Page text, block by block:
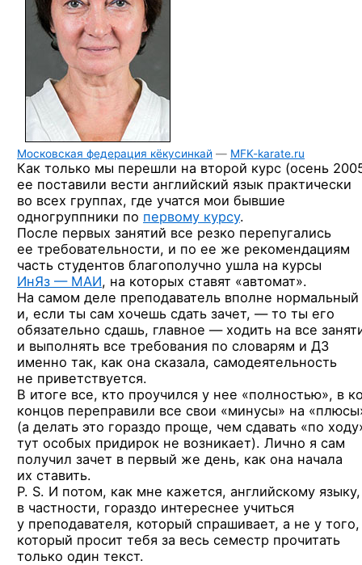
Московская федерация кёкусинкай — MFK-karate.ru
Как только мы перешли на второй курс (осень
ее поставили вести английский язык практически
во всех группах, где учатся мои бывшие
одногруппники по первому курсу.
После первых занятий все резко перепугались
ее требовательности, и по ее же рекомендациям
часть студентов благополучно ушла на курсы
ИнЯз — МАИ, на которых ставят «автомат».
На самом деле преподаватель вполне нормальный
и, если ты сам хочешь сдать зачет, — то ты его
обязательно сдашь, главное — ходить на все
и выполнять все требования по словарям и ДЗ
именно так, как она сказала, самодеятельность
не приветствуется.
В итоге все, кто проучился у нее «полностью», в
концов переправили все свои «минусы» на
(а делать это гораздо проще, чем сдавать «по
тут особых придирок не возникает). Лично я сам
получил зачет в первый же день, как она начала
их ставить.
P. S. И потом, как мне кажется, английскому языку,
в частности, гораздо интереснее учиться
у преподавателя, который спрашивает, а не у того,
который просит тебя за весь семестр прочитать
только один текст.